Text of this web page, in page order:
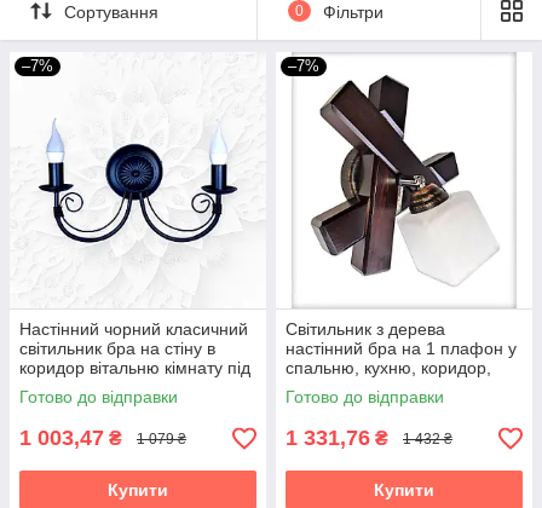
Реалізуйте свої ідеї та підкресліть стиль інтер'єру з нашими
бра!
Сортування 0 Фільтри
–7%
Настінний чорний класичний
світильник бра на стіну в
коридор вітальню кімнату під
свічку Грація/2
Готово до відправки
1 003,47 ₴ 1 079 ₴
Купити
–7%
Світильник з дерева
настінний бра на 1 плафон у
спальню, кухню, коридор,
гардеробну Квадро/1 венге
Готово до відправки
1 331,76 ₴ 1 432 ₴
Купити